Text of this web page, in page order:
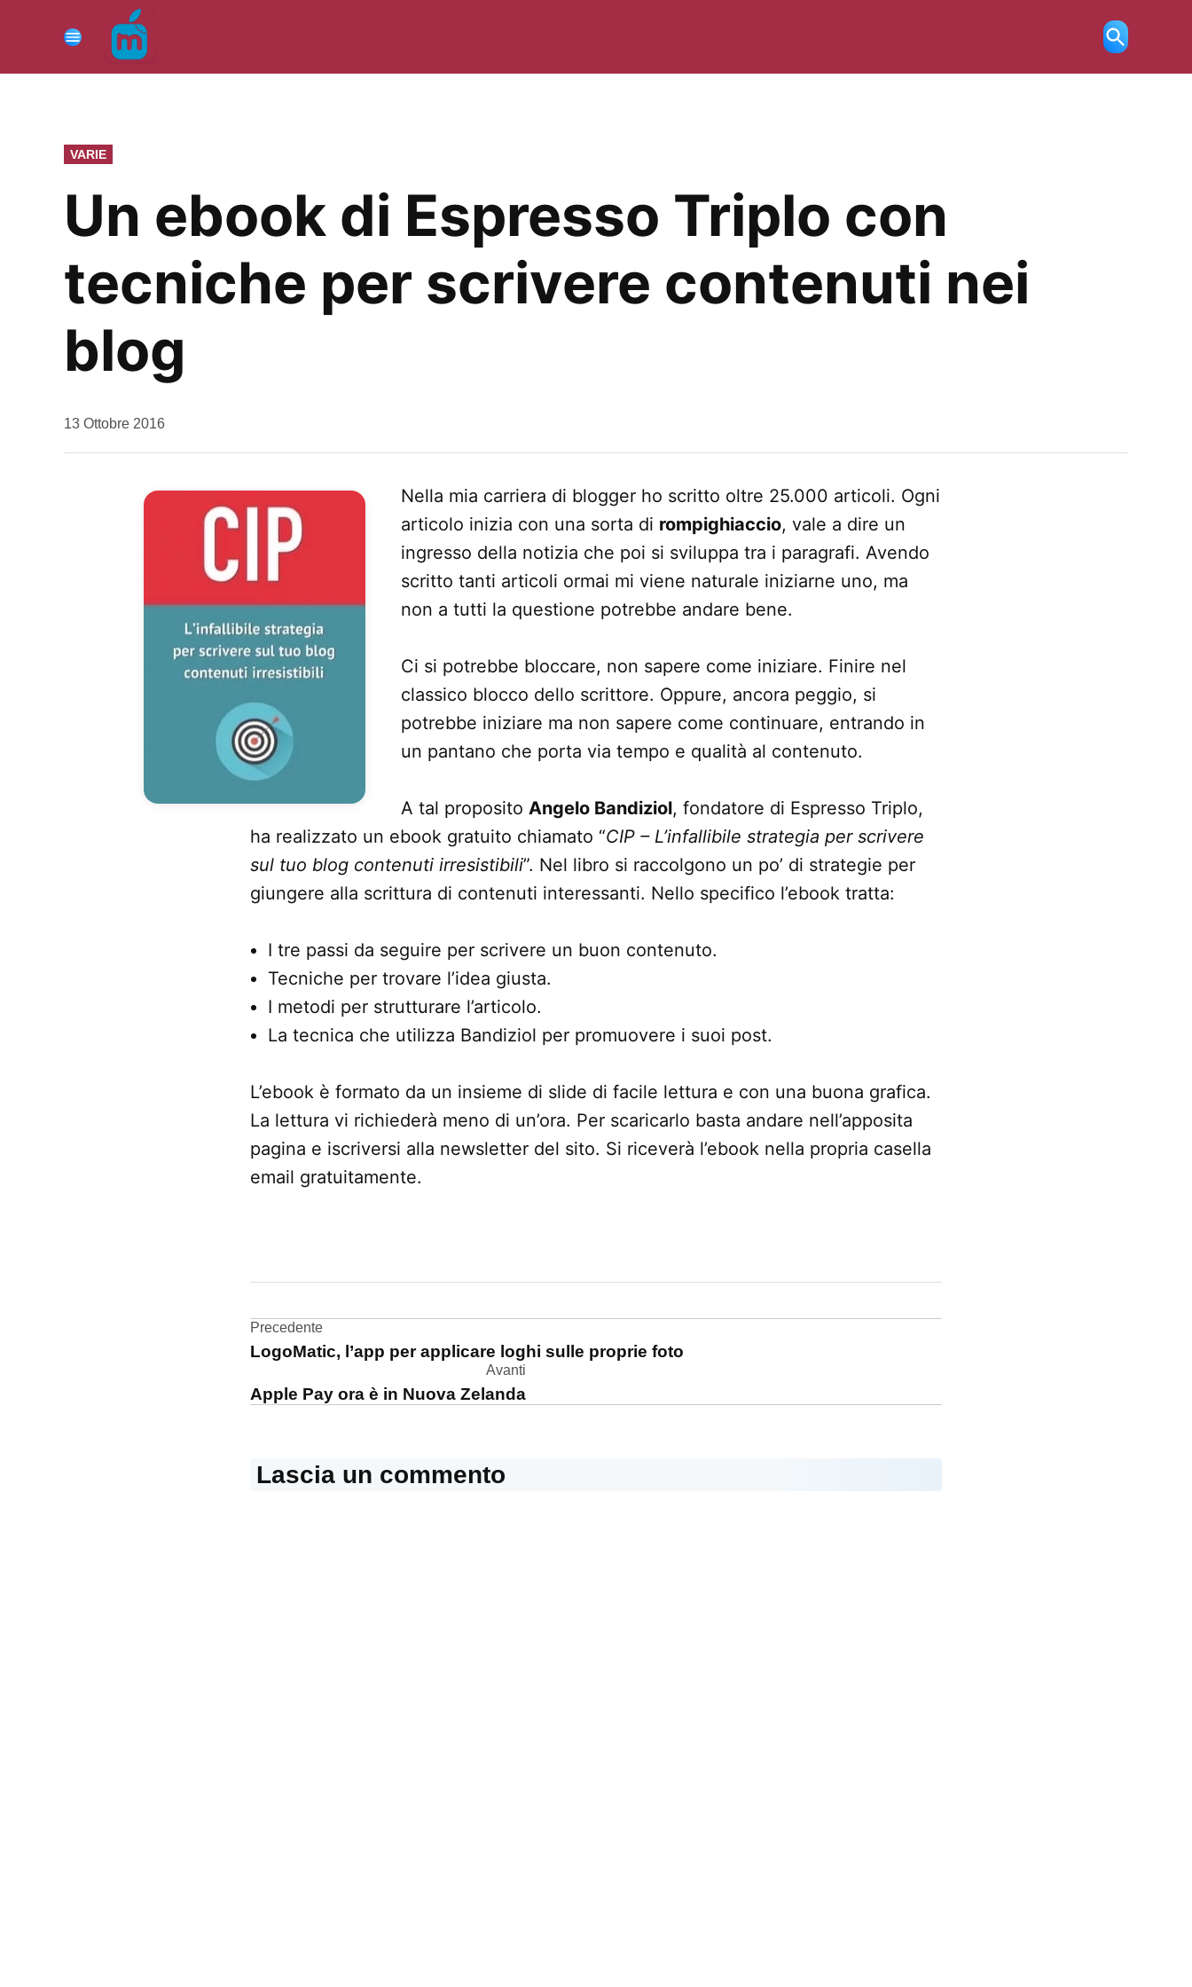
contenuto
Menu
Ricerca
aperta
PUBBLICATO
IN
VARIE
Un ebook di Espresso Triplo con
tecniche per scrivere contenuti nei
blog
da
13 Ottobre 2016
Nella mia carriera di blogger ho scritto oltre 25.000 articoli. Ogni
articolo inizia con una sorta di rompighiaccio, vale a dire un
ingresso della notizia che poi si sviluppa tra i paragrafi. Avendo
scritto tanti articoli ormai mi viene naturale iniziarne uno, ma
non a tutti la questione potrebbe andare bene.
Ci si potrebbe bloccare, non sapere come iniziare. Finire nel
classico blocco dello scrittore. Oppure, ancora peggio, si
potrebbe iniziare ma non sapere come continuare, entrando in
un pantano che porta via tempo e qualità al contenuto.
A tal proposito Angelo Bandiziol, fondatore di Espresso Triplo,
ha realizzato un ebook gratuito chiamato “CIP – L’infallibile strategia per scrivere
sul tuo blog contenuti irresistibili”. Nel libro si raccolgono un po’ di strategie per
giungere alla scrittura di contenuti interessanti. Nello specifico l’ebook tratta:
I tre passi da seguire per scrivere un buon contenuto.
Tecniche per trovare l’idea giusta.
I metodi per strutturare l’articolo.
La tecnica che utilizza Bandiziol per promuovere i suoi post.
L’ebook è formato da un insieme di slide di facile lettura e con una buona grafica.
La lettura vi richiederà meno di un’ora. Per scaricarlo basta andare nell’apposita
pagina e iscriversi alla newsletter del sito. Si riceverà l’ebook nella propria casella
email gratuitamente.
Navigazione
Precedente
LogoMatic, l’app per applicare loghi sulle proprie foto
Avanti
Apple Pay ora è in Nuova Zelanda
Lascia un commento